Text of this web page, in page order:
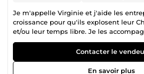
Je m'appelle Virginie et j'aide les
croissance pour qu'ils explosent leur
et/ou leur temps libre. Je les
apportant un soutien opérationnel
conseillant ceux qui veulent passer au
se structurer et à professionnaliser leur
Contacter le
En savoir plus